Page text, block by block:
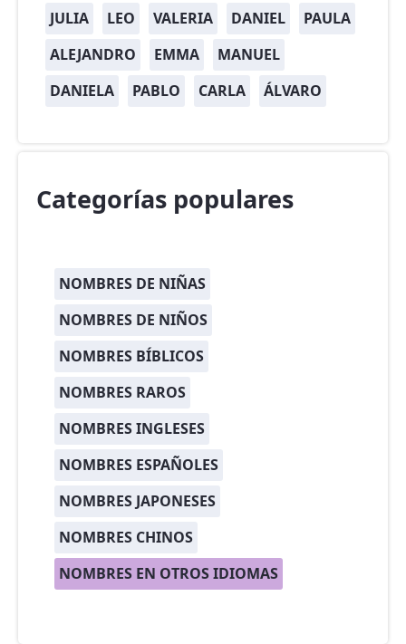
JULIA LEO VALERIA DANIEL
PAULA
ALEJANDRO
EMMA
MANUEL
DANIELA
PABLO CARLA ÁLVARO
Categorías populares
NOMBRES DE NIÑAS
NOMBRES DE NIÑOS
NOMBRES BÍBLICOS
NOMBRES RAROS
NOMBRES INGLESES
NOMBRES ESPAÑOLES
NOMBRES JAPONESES
NOMBRES CHINOS
NOMBRES EN OTROS IDIOMAS